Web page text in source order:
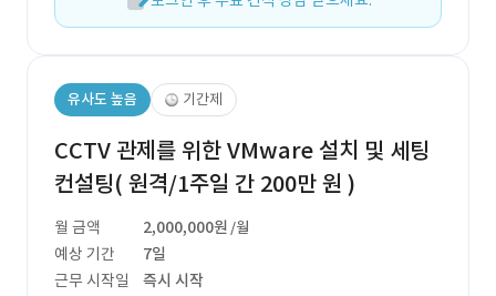
유사도 높음 기간제
CCTV 관제를 위한 VMware 설치 및 세팅
컨설팅( 원격/1주일 간 200만 원 )
월 금액 2,000,000원 /월
예상 기간
7일
근무 시작일
즉시 시작